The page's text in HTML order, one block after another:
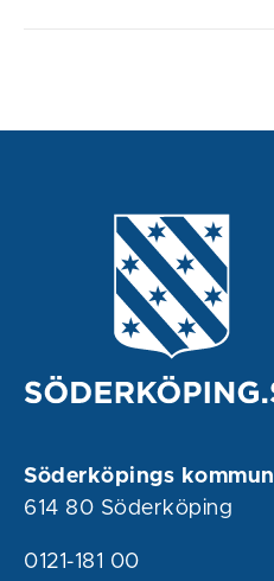
Söderköpings kommun
614 80 Söderköping
0121-181 00